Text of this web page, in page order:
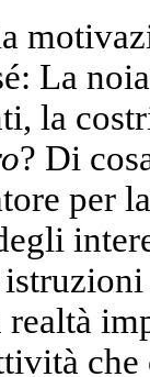
La
la
? Di
per